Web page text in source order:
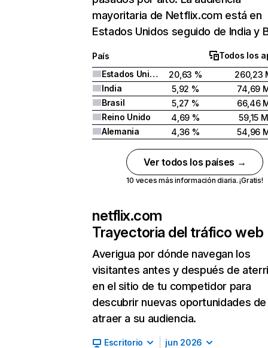
mayoritaria de Netflix.com está en
Estados Unidos seguido de India y
País
Todos los
Estados Unidos
20,63 %
260,23
India
5,92 %
74,69
Brasil
5,27 %
66,46
Reino Unido
4,69 %
59,15 M
Alemania
4,36 % 54,96
Ver todos los países →
10 veces más información diaria. ¡Gratis!
netflix.com
Trayectoria del tráfico web
Averigua por dónde navegan los
visitantes antes y después de
en el sitio de tu competidor para
descubrir nuevas oportunidades de
atraer a su audiencia.
Escritorio jun 2026